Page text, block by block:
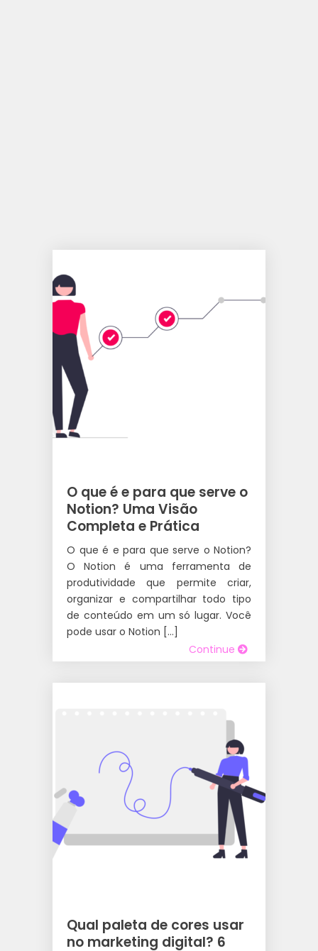
O que é e para que serve o
Notion? Uma Visão
Completa e Prática
O que é e para que serve o Notion?
O Notion é uma ferramenta de
produtividade que permite criar,
organizar e compartilhar todo tipo
de conteúdo em um só lugar. Você
pode usar o Notion […]
Continue
Qual paleta de cores usar
no marketing digital? 6